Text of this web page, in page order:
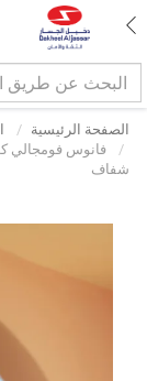
الصفحة الرئيسية
شفاف